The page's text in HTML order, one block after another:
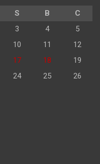
S B
C
3 4
5
10 11
12
17 18
19
24 25
26